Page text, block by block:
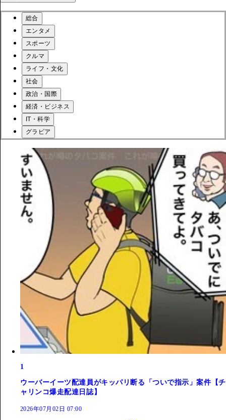
総合
エンタメ
スポーツ
クルマ
ライフ・文化
社会
政治・国際
経済・ビジネス
IT・科学
グラビア
1
ウーバーイーツ配達員がキッパリ断る「ついで指示」案件【チ
ャリンコ爆走配達日誌】
2026年07月02日 07:00